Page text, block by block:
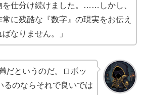
を仕分け続けました。……しかし、
常に残酷な『数字』の現実をお伝え
ばなりません。」
だというのだ。ロボッ
るのならそれで良いでは